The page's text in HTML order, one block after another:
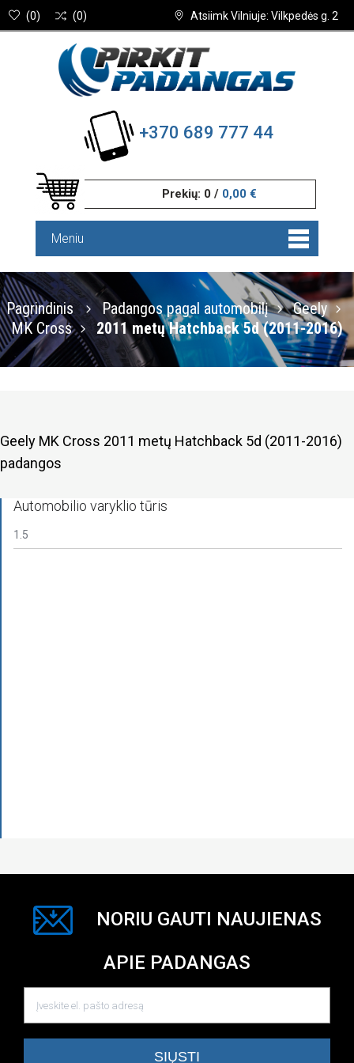
Atsiimk Vilniuje: Vilkpedės g. 2
(0) (0)
+370 689 777 44
Prekių: 0 / 0,00 €
Meniu
Pagrindinis Padangos pagal automobilį
Geely
MK Cross
2011 metų Hatchback 5d (2011-2016)
Geely MK Cross 2011 metų Hatchback 5d (2011-2016)
padangos
Automobilio varyklio tūris
1.5
NORIU GAUTI NAUJIENAS
APIE PADANGAS